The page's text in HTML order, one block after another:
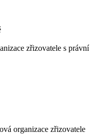
zřizovatele s právní
organizace zřizovatele